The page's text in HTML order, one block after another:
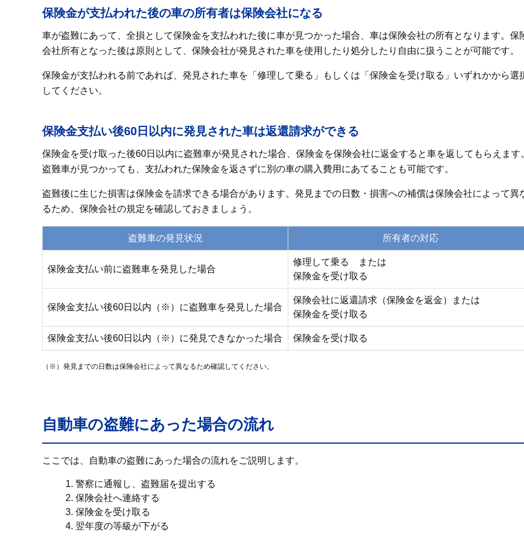
保険金が支払われた後の車の所有者は保険会社になる
車が盗難にあって、全損として保険金を支払われた後に車が見つかった場合、車は保険会社の所有となります。保
会社所有となった後は原則として、保険会社が発見された車を使用したり処分したり自由に扱うことが可能です。
保険金が支払われる前であれば、発見された車を「修理して乗る」もしくは「保険金を受け取る」いずれかから選
してください。
保険金支払い後60日以内に発見された車は返還請求ができる
保険金を受け取った後60日以内に盗難車が発見された場合、保険金を保険会社に返金すると車を返してもらえます
盗難車が見つかっても、支払われた保険金を返さずに別の車の購入費用にあてることも可能です。
盗難後に生じた損害は保険金を請求できる場合があります。発見までの日数・損害への補償は保険会社によって異
るため、保険会社の規定を確認しておきましょう。
盗難車の発見状況 所有者の対応
保険金支払い前に盗難車を発見した場合
修理して乗る または
保険金を受け取る
保険金支払い後60日以内（※）に盗難車を発見した場合
保険会社に返還請求（保険金を返金）または
保険金を受け取る
保険金支払い後60日以内（※）に発見できなかった場合 保険金を受け取る
（※）発見までの日数は保険会社によって異なるため確認してください。
自動車の盗難にあった場合の流れ
ここでは、自動車の盗難にあった場合の流れをご説明します。
1. 警察に通報し、盗難届を提出する
2. 保険会社へ連絡する
3. 保険金を受け取る
4. 翌年度の等級が下がる